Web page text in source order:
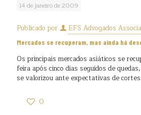
14 de janeiro de 2009
Publicado por EFS Advogados
Mercados se recuperam, mas ainda há
Os principais mercados asiáticos se
feira após cinco dias seguidos de
se valorizou ante expectativas de
0